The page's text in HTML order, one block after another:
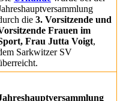
die 3. Vorsitzende und
Frauen im
Frau Jutta Voigt,
Sarkwitzer SV